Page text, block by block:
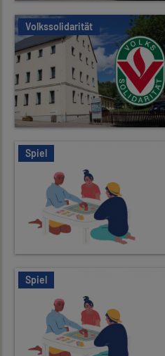
Volkssolidarität
Spiel
Spiel